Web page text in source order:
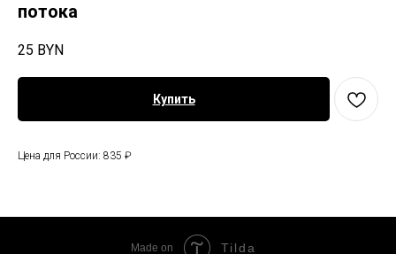
потока
25 BYN
Купить
Цена для России: 835 ₽
Made on Tilda